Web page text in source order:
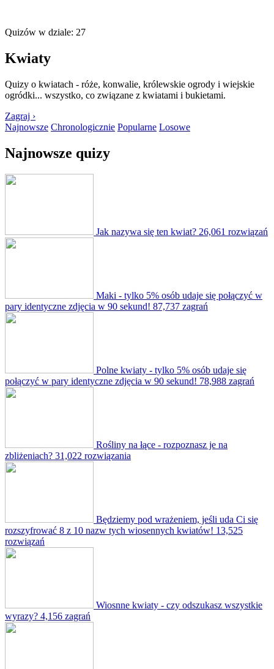
Quizów w dziale: 27
Kwiaty
Quizy o kwiatach - róże, konwalie, królewskie ogrody i wiejskie
ogródki... wszystko, co związane z kwiatami i bukietami.
Zagraj ›
Najnowsze Chronologicznie Popularne Losowe
Najnowsze quizy
Jak nazywa się ten kwiat? 26,061 rozwiązań
Maki - tylko 5% osób udaje się połączyć w
pary identyczne zdjęcia w 90 sekund! 87,737 zagrań
Polne kwiaty - tylko 5% osób udaje się
połączyć w pary identyczne zdjęcia w 90 sekund! 78,988 zagrań
Rośliny na łące - rozpoznasz je na
zbliżeniach? 31,022 rozwiązania
Będziemy pod wrażeniem, jeśli uda Ci się
rozszyfrować 8 z 10 nazw tych wiosennych kwiatów! 13,525
rozwiązań
Wiosnne kwiaty - czy odszukasz wszystkie
wyrazy? 4,156 zagrań